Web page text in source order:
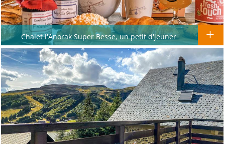
Chalet l'Anorak Super Besse, un petit d'jeuner